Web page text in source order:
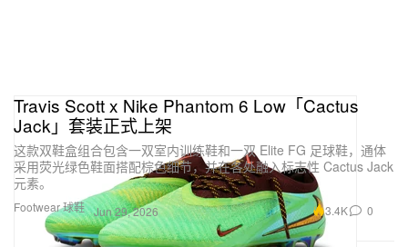
Footwear 球鞋
Travis Scott x Nike Phantom 6 Low「Cactus
Jack」套装正式上架
这款双鞋盒组合包含一双室内训练鞋和一双 Elite FG 足球鞋，通体
采用荧光绿色鞋面搭配棕色细节，并在各处融入标志性 Cactus Jack
元素。
Jun 29, 2026 3.4K 0